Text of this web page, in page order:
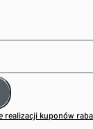
realizacji kuponów